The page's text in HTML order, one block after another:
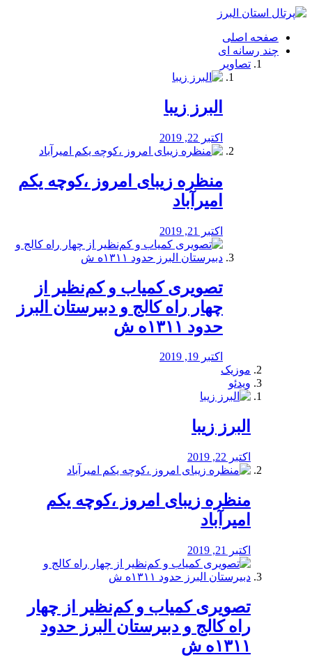
فصد
شرق
تهران
خشکشویی
صفحه اصلی
چند رسانه ای
تصاویر
البرز زیبا
اکتبر 22, 2019
منظره‌‌ زیبای امروز ،کوچه یکم
امیرآباد
اکتبر 21, 2019
️تصویری کمیاب و کم‌نظیر از
چهار راه كالج و دبيرستان البرز
حدود ۱۳۱۱ه ش
اکتبر 19, 2019
موزیک
ویدئو
البرز زیبا
اکتبر 22, 2019
منظره‌‌ زیبای امروز ،کوچه یکم
امیرآباد
اکتبر 21, 2019
️تصویری کمیاب و کم‌نظیر از چهار
راه كالج و دبيرستان البرز حدود
۱۳۱۱ه ش